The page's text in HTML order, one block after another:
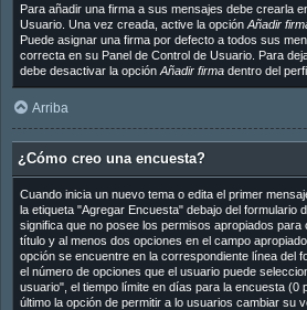
Para añadir una firma a sus mensajes debe crearla
Usuario. Una vez creada, active la opción Añadir
Puede asignar una firma por defecto a todos sus
correcta en su Panel de Control de Usuario. Para
debe desactivar la opción Añadir firmadentro del
Arriba
¿Cómo creo una encuesta?
Cuando inicia un nuevo tema o edita el primer
la etiqueta "Agregar Encuesta" debajo del formulario
significa que no posee los permisos apropiados
título y al menos dos opciones en el campo
opción se encuentre en la correspondiente línea del
el número de opciones que el usuario puede
usuario", el tiempo límite en días para la encuesta (0
último la opción de permitir a lo usuarios cambiar su